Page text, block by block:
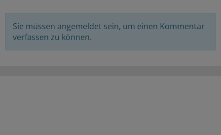
Sie müssen angemeldet sein, um einen Kommentar
verfassen zu können.